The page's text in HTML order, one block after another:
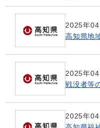
2025年04
高知県地
2025年04
戦没者等
2025年04